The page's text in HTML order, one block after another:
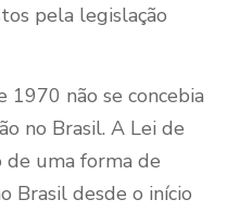
pela legislação
1970 não se concebia
no Brasil. A Lei de
uma forma de
Brasil desde o início